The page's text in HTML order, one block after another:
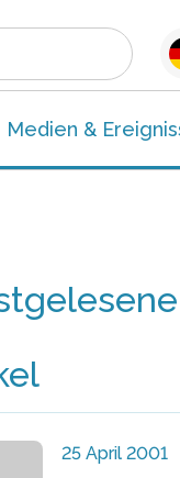
Medien &
25 April 2001